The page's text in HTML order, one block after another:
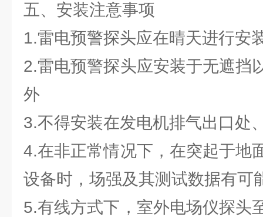
五、安装注意事项
1.雷电预警探头应在晴天进行安
2.雷电预警探头应安装于无遮挡
外
3.不得安装在发电机排气出口处
4.在非正常情况下，在突起于地
设备时，场强及其测试数据有可
5.有线方式下，室外电场仪探头